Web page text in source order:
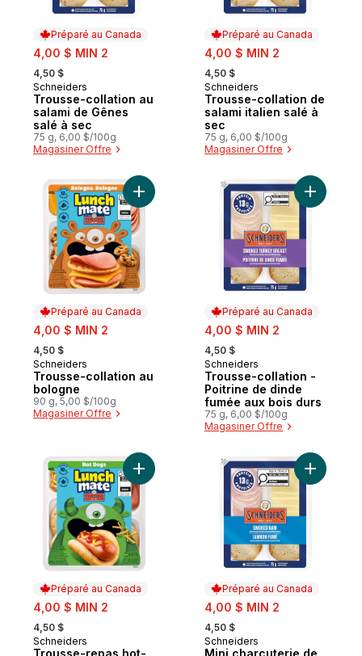
Préparé au Canada
sale:
4,00 $ MIN 2
, formerly:
4,50 $
Préparé au Canada
Schneiders
Trousse-collation au
salami de Gênes
salé à sec
75 g, 6,00 $/100g
Magasiner Offre
Préparé au Canada
sale:
4,00 $ MIN 2
, formerly:
4,50 $
Préparé au Canada
Schneiders
Trousse-collation de
salami italien salé à
sec
75 g, 6,00 $/100g
Magasiner Offre
Préparé au Canada
sale:
4,00 $ MIN 2
, formerly:
4,50 $
Préparé au Canada
Schneiders
Trousse-collation au
bologne
90 g, 5,00 $/100g
Magasiner Offre
Ajouter Trousse-collation au bologne au
Préparé au Canada
sale:
4,00 $ MIN 2
, formerly:
4,50 $
Préparé au Canada
Schneiders
Trousse-collation -
Poitrine de dinde
fumée aux bois durs
75 g, 6,00 $/100g
Magasiner Offre
Ajouter
Préparé au Canada
sale:
4,00 $ MIN 2
, formerly:
4,50 $
Préparé au Canada
Schneiders
Ajouter Trousse-repas hot-dogs au
Préparé au Canada
sale:
4,00 $ MIN 2
, formerly:
4,50 $
Préparé au Canada
Schneiders
Ajouter